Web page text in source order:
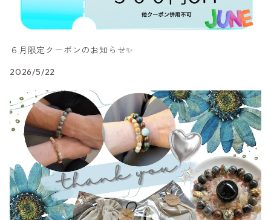
６月限定クーポンのお知らせ✨
2026/5/22